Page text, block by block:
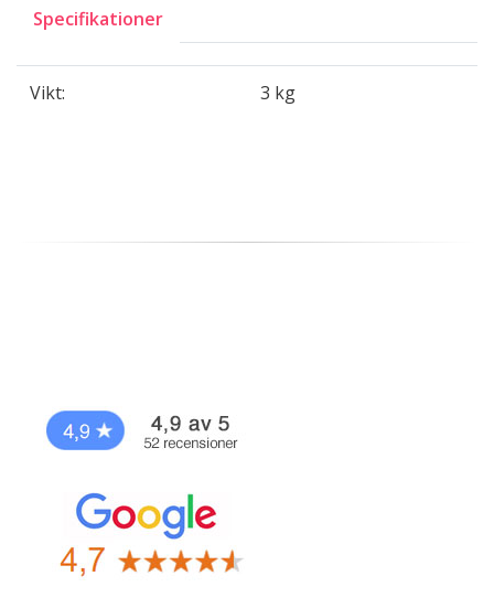
Specifikationer
Vikt: 3 kg